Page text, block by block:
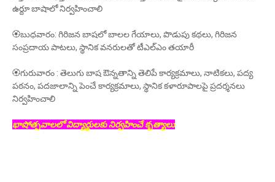
ఉర్దూ బాషాలో నిర్వహించాలి
🏵బుధవారం: గిరిజన బాషలో బాలల గేయాలు, పొడుపు కథలు, గిరిజన
సంప్రదాయ పాటలు, స్థానిక వనరులతో టీఎల్‌ఎం తయారీ
🏵గురువారం : తెలుగు బాష ఔన్నతాన్ని తెలిపే కార్యక్రమాలు, నాటికలు, పద్య
పఠనం, పదజాలాన్ని పెంచే కార్యక్రమాలు, స్థానిక కళారూపాలపై ప్రదర్శనలు
నిర్వహించాలి
భాషోత్సవాలలో విద్యార్థులకు నిర్వహించే కృత్యాలు